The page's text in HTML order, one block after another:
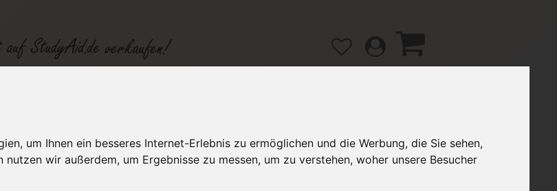
um Ihnen ein besseres Internet-Erlebnis zu ermöglichen und die Werbung, die Sie sehen,
wir außerdem, um Ergebnisse zu messen, um zu verstehen, woher unsere Besucher
Kategorien Studiengänge / Lehrgänge Hilfe / FAQ